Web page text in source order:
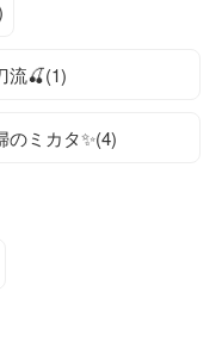
流🍒(1)
のミカタ✨(4)